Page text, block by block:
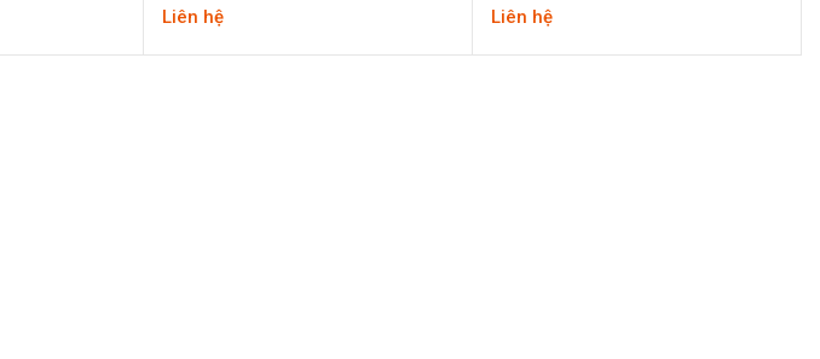
Liên hệ Liên hệ